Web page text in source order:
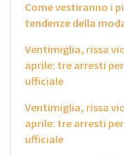
Come vestiranno i
tendenze della
Ventimiglia, rissa
aprile: tre arresti
ufficiale
Ventimiglia, rissa
aprile: tre arresti
ufficiale